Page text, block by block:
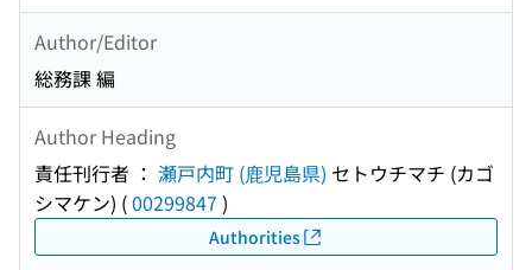
Author/Editor
総務課 編
Author Heading
責任刊行者 ： 瀬戸内町 (鹿児島県) セトウチマチ (カゴ
シマケン) (00299847 )
Authorities